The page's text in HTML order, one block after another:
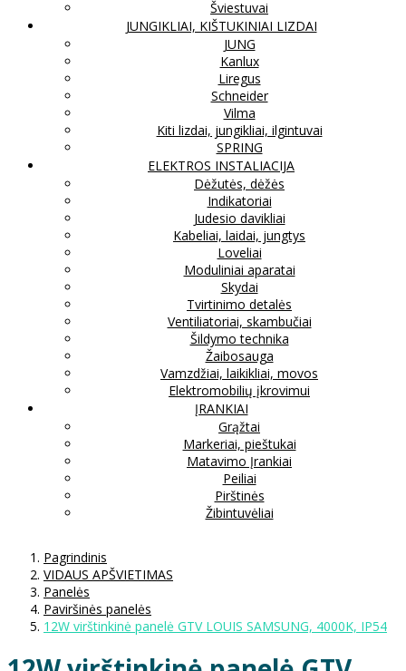
Šviestuvai
JUNGIKLIAI, KIŠTUKINIAI LIZDAI
JUNG
Kanlux
Liregus
Schneider
Vilma
Kiti lizdai, jungikliai, ilgintuvai
SPRING
ELEKTROS INSTALIACIJA
Dėžutės, dėžės
Indikatoriai
Judesio davikliai
Kabeliai, laidai, jungtys
Loveliai
Moduliniai aparatai
Skydai
Tvirtinimo detalės
Ventiliatoriai, skambučiai
Šildymo technika
Žaibosauga
Vamzdžiai, laikikliai, movos
Elektromobilių įkrovimui
ĮRANKIAI
Grąžtai
Markeriai, pieštukai
Matavimo Įrankiai
Peiliai
Pirštinės
Žibintuvėliai
Pagrindinis
VIDAUS APŠVIETIMAS
Panelės
Paviršinės panelės
12W virštinkinė panelė GTV LOUIS SAMSUNG, 4000K, IP54